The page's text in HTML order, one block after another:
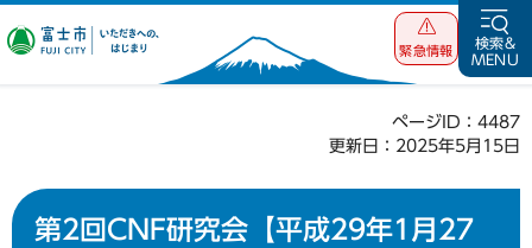
富士市 いただ
緊急情報
検索&
MENU
ページID：4487
更新日：2025年5月15日
第2回CNF研究会【平成29年1月27